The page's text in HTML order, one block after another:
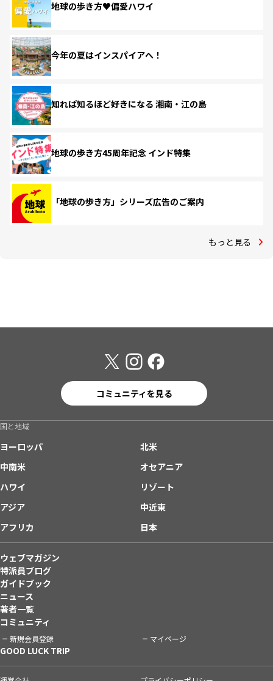
地球の歩き方♥偏愛ハワイ
今年の夏はインスパイアへ！
知れば知るほど好きになる 湘南・江の島
地球の歩き方45周年記念 インド特集
「地球の歩き方」シリーズ広告のご案内
もっと見る
コミュニティを見る
国と地域
ヨーロッパ
北米
中南米
オセアニア
ハワイ
リゾート
アジア
中近東
アフリカ
日本
ウェブマガジン
特派員ブログ
ガイドブック
ニュース
著者一覧
コミュニティ
新規会員登録 マイページ
GOOD LUCK TRIP